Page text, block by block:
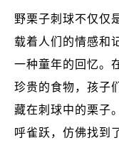
野栗子刺球不仅仅
载着人们的情感和
一种童年的回忆。
珍贵的食物，孩子
藏在刺球中的栗子
呼雀跃，仿佛找到